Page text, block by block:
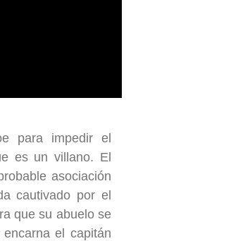
para impedir el
es un villano. El
asociación
cautivado por el
que su abuelo se
el capitán